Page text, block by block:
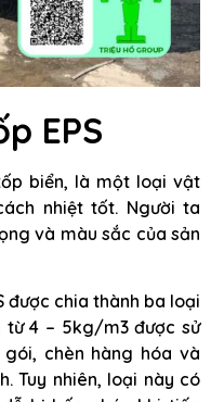
EPS
biển, là một loại vật
nhiệt tốt. Người ta
và màu sắc của sản
được chia thành ba loại
từ 4 – 5kg/m3 được sử
chèn hàng hóa và
Tuy nhiên, loại này có